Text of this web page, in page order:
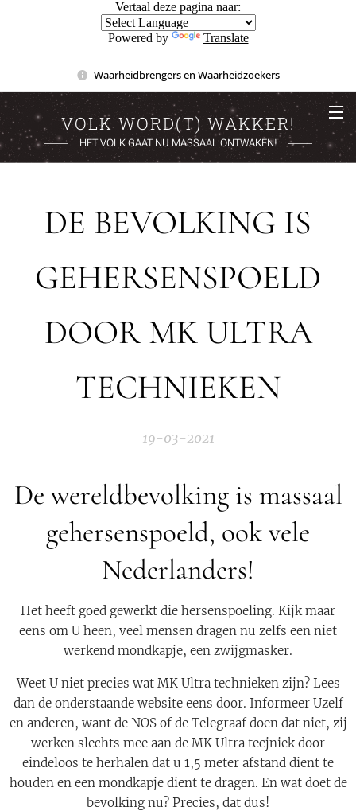
Vertaal deze pagina naar:
Powered by Translate
Waarheidbrengers en Waarheidzoekers
VOLK WORD(T) WAKKER!
HET VOLK GAAT NU MASSAAL ONTWAKEN!
DE BEVOLKING IS
GEHERSENSPOELD
DOOR MK ULTRA
TECHNIEKEN
19-03-2021
De wereldbevolking is massaal
gehersenspoeld, ook vele
Nederlanders!
Het heeft goed gewerkt die hersenspoeling. Kijk maar
eens om U heen, veel mensen dragen nu zelfs een niet
werkend mondkapje, een zwijgmasker.
Weet U niet precies wat MK Ultra technieken zijn? Lees
dan de onderstaande website eens door. Informeer Uzelf
en anderen, want de NOS of de Telegraaf doen dat niet, zij
werken slechts mee aan de MK Ultra tecjniek door
eindeloos te herhalen dat u 1,5 meter afstand dient te
houden en een mondkapje dient te dragen. En wat doet de
bevolking nu? Precies, dat dus!